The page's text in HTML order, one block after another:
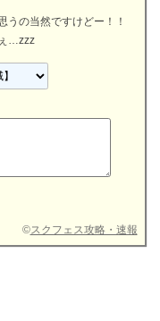
うの当然ですけどー！！
…zzz
©スクフェス攻略・速報